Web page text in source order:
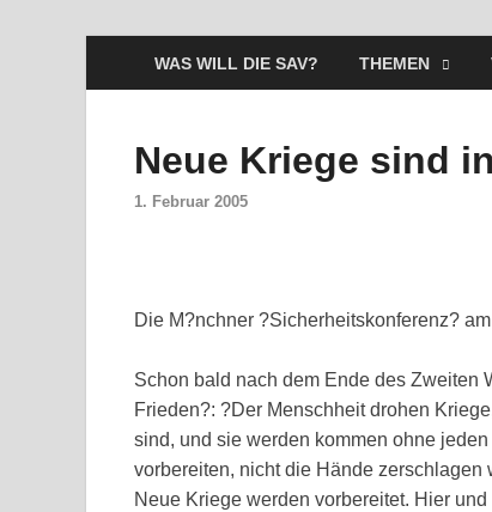
WAS WILL DIE SAV? THEMEN
Neue Kriege sind
1. Februar 2005
Die M?nchner ?Sicherheitskonferenz?
Schon bald nach dem Ende des Zweiten
Frieden?: ?Der Menschheit drohen
sind, und sie werden kommen ohne
vorbereiten, nicht die Hände zerschlagen
Neue Kriege werden vorbereitet. Hier